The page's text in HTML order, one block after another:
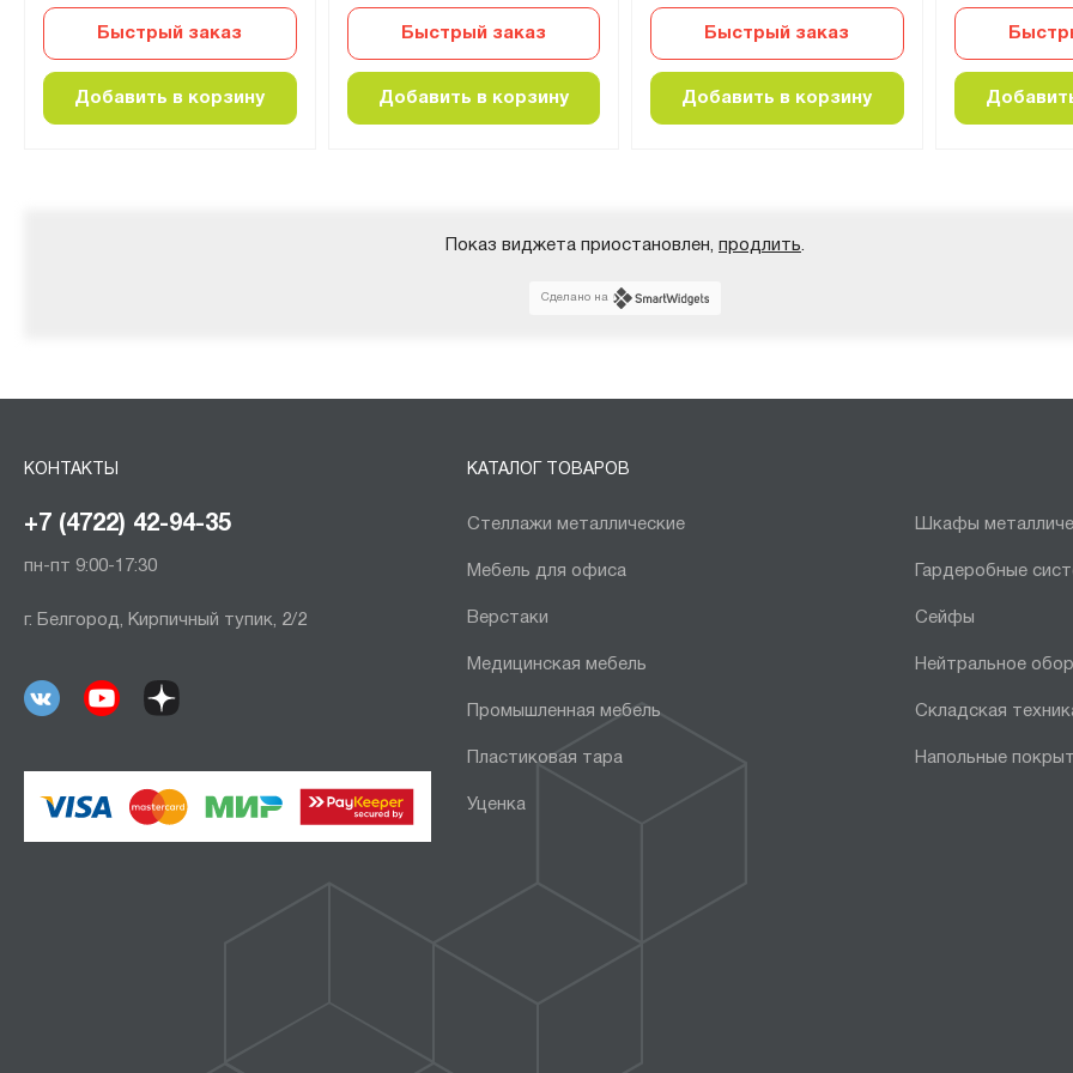
Быстрый заказ
Добавить в корзину
Быстрый заказ
Добавить в корзину
Быстрый заказ
Добавить в корзину
Показ виджета приостановлен, продлить
Сделано на
КОНТАКТЫ
+7 (4722) 42-94-35
пн-пт 9:00-17:30
г. Белгород, Кирпичный тупик, 2/2
КАТАЛОГ ТОВАРОВ
Стеллажи металлические Шкафы
Мебель для офиса Гардеробные
Верстаки Сейфы
Медицинская мебель Нейтральное
Промышленная мебель Складская
Пластиковая тара Напольные
Уценка